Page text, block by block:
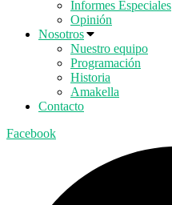
Informes Especiales
Opinión
Nosotros
Nuestro equipo
Programación
Historia
Amakella
Contacto
Facebook